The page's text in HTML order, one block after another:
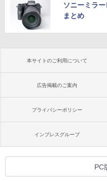
ソニーミラ
まとめ
本サイトのご利用について
広告掲載のご案内
プライバシーポリシー
インプレスグループ
PC